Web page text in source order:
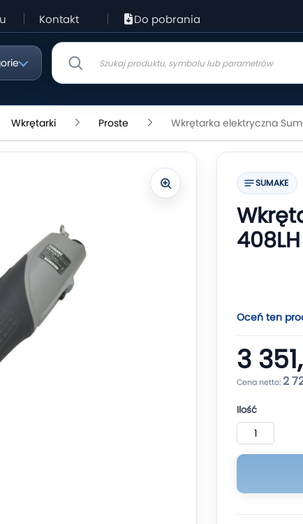
Kontakt Do pobrania
Wkrętarki Proste Wkrętarka elektryczna
SUMAKE
408LH
Oceń ten
3
2
Ilość